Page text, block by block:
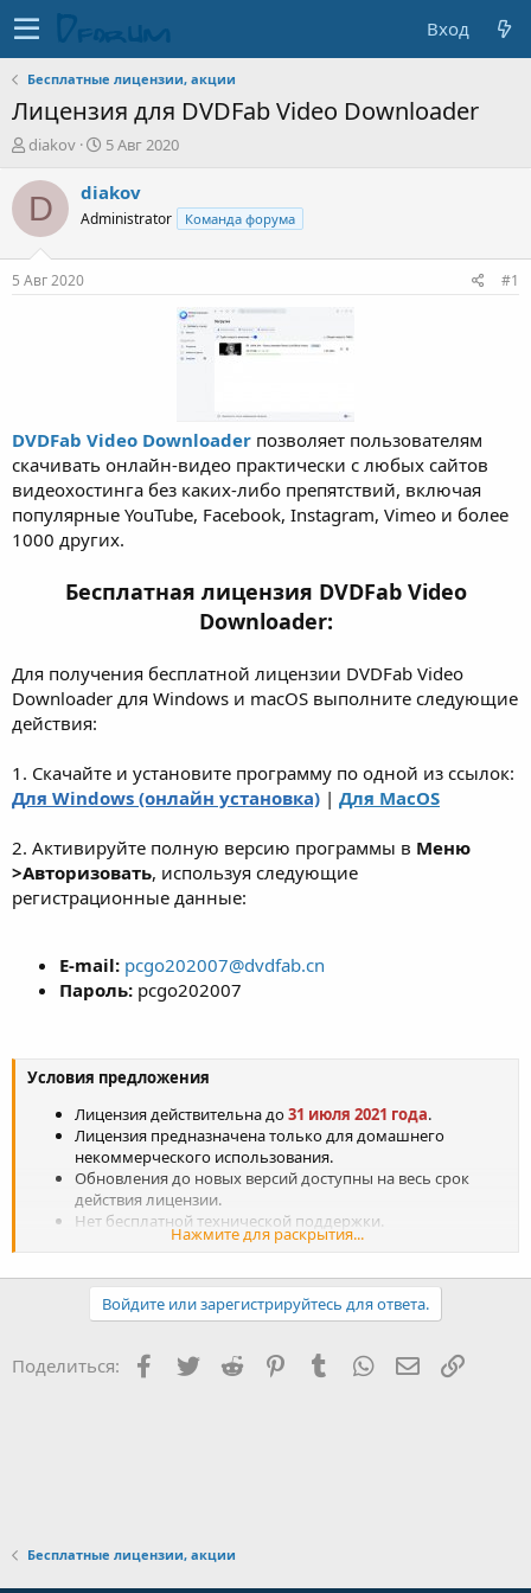
Вход
Бесплатные лицензии, акции
Лицензия для DVDFab Video Downloader
А
т
е
м
diakov
Д
т
н
5 Авг 2020
D diakov
Administrator Команда форума
5 Авг 2020 #1
DVDFab Video Downloader позволяет пользователям
скачивать онлайн-видео практически с любых сайтов
видеохостинга без каких-либо препятствий, включая
популярные YouTube, Facebook, Instagram, Vimeo и более
1000 других.
Бесплатная лицензия DVDFab Video
Downloader:
Для получения бесплатной лицензии DVDFab Video
Downloader для Windows и macOS выполните следующие
действия:
1. Скачайте и установите программу по одной из ссылок:
Для Windows (онлайн установка) | Для MacOS
2. Активируйте полную версию программы в Меню
>Авторизовать, используя следующие
регистрационные данные:
E-mail: pcgo202007@dvdfab.cn
Пароль: pcgo202007
Условия предложения
Лицензия действительна до31 июля 2021 года.
Лицензия предназначена только для домашнего
некоммерческого использования.
Обновления до новых версий доступны на весь срок
действия лицензии.
Нет бесплатной технической поддержки.
Нажмите для раскрытия...
Войдите или зарегистрируйтесь для ответа.
Поделиться: Facebook
TwitterReddit PinterestTumblr WhatsApp Ссылка
Бесплатные лицензии, акции